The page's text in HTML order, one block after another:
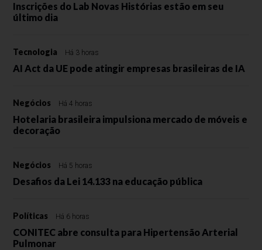
Inscrições do Lab Novas Histórias estão em seu
último dia
Tecnologia Há 3 horas
AI Act da UE pode atingir empresas brasileiras de IA
Negócios Há 4 horas
Hotelaria brasileira impulsiona mercado de móveis e
decoração
Negócios Há 5 horas
Desafios da Lei 14.133 na educação pública
Políticas Há 6 horas
CONITEC abre consulta para Hipertensão Arterial
Pulmonar